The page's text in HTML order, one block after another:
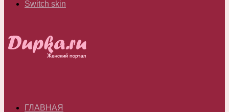
Switch skin
ГЛАВНАЯ